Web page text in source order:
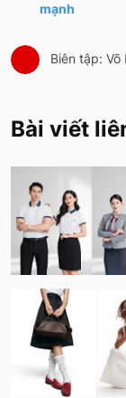
mạnh
Biên tập: Võ
Bài viết